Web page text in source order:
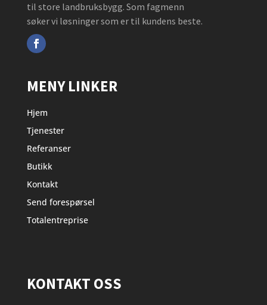
til store landbruksbygg. Som fagmenn
søker vi løsninger som er til kundens beste.
MENY LINKER
Hjem
Tjenester
Referanser
Butikk
Kontakt
Send forespørsel
Totalentreprise
KONTAKT OSS